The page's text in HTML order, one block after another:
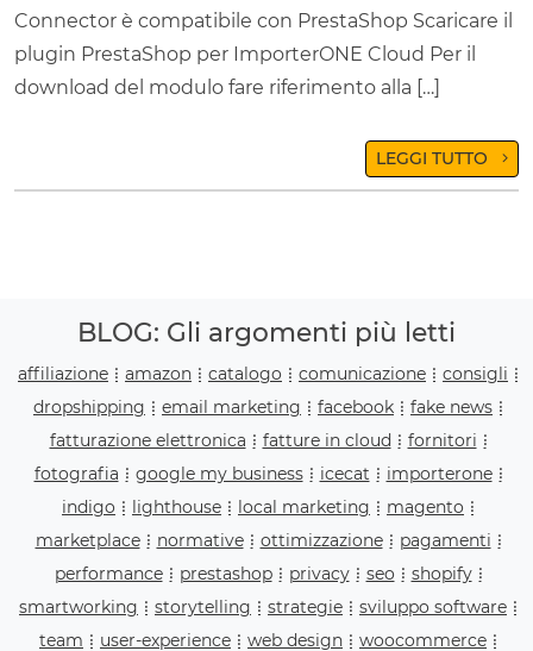
Connector è compatibile con PrestaShop Scaricare il
plugin PrestaShop per ImporterONE Cloud Per il
download del modulo fare riferimento alla […]
LEGGI TUTTO
BLOG: Gli argomenti più letti
affiliazione amazon catalogo comunicazione
consigli
dropshipping
email marketing facebook
fake news
fatturazione elettronica
fatture in cloud
fornitori
fotografia
google my business icecat
importerone
indigo
lighthouse local marketing
magento
marketplace
normative ottimizzazione
pagamenti
performance
prestashop privacy seo
shopify
smartworking
storytelling strategie
sviluppo software
team
user-experience web design
woocommerce